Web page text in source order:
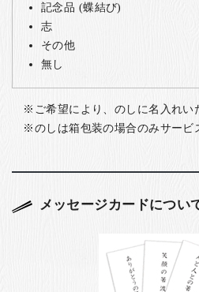
記念品 (蝶結び)
志
その他
無し
ご希望により、のしに名入れい
のしは箱包装の場合のみサービ
メッセージカードについ